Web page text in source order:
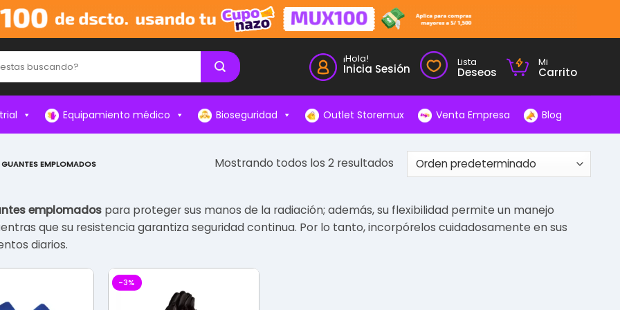
¡Hola!
Inicia Sesión Lista
Deseos
Mi
Carrito
Equipamiento médico Bioseguridad Outlet Storemux Venta Empresa Blog
GUANTES EMPLOMADOS Mostrando todos los 2 resultados
emplomadospara proteger sus manos de la radiación; además, su flexibilidad permite un manejo
que su resistencia garantiza seguridad continua. Por lo tanto, incorpórelos cuidadosamente en sus
diarios.
-3%